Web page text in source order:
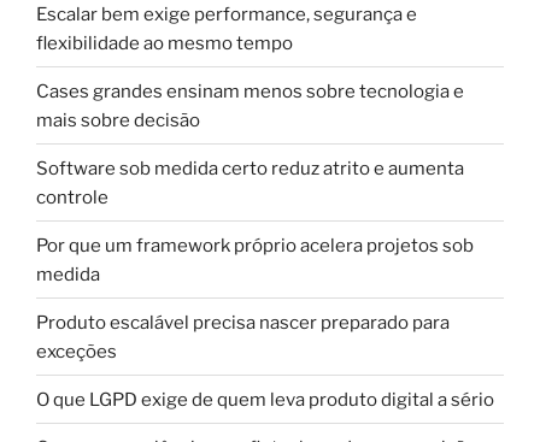
Escalar bem exige performance, segurança e
flexibilidade ao mesmo tempo
Cases grandes ensinam menos sobre tecnologia e
mais sobre decisão
Software sob medida certo reduz atrito e aumenta
controle
Por que um framework próprio acelera projetos sob
medida
Produto escalável precisa nascer preparado para
exceções
O que LGPD exige de quem leva produto digital a sério